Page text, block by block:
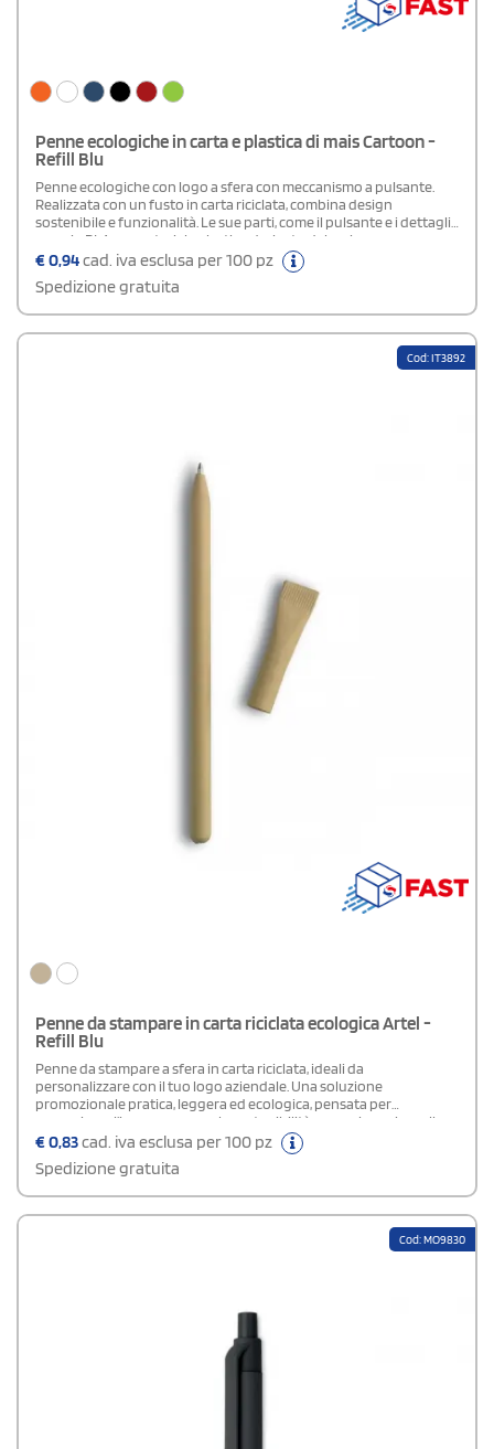
Penne ecologiche in carta e plastica di mais Cartoon -
Refill Blu
Penne ecologiche con logo a sfera con meccanismo a pulsante.
Realizzata con un fusto in carta riciclata, combina design
sostenibile e funzionalità. Le sue parti, come il pulsante e i dettagli,
sono in PLA, un materiale plastico derivato dal mais,
completamente biodegradabile al 100%. Questo prodotto rispetta
l'ambiente, riducendo l'impatto dei rifiuti
plastici.Composizione: Carta e PLA di MaisRefill: Blu
€0,94cad. iva esclusa per 100 pz
Spedizione gratuita
Cod: IT3892
Penne da stampare in carta riciclata ecologica Artel -
Refill Blu
Penne da stampare a sfera in carta riciclata, ideali da
personalizzare con il tuo logo aziendale. Una soluzione
promozionale pratica, leggera ed ecologica, pensata per
comunicare l’impegno verso la sostenibilità senza rinunciare alla
qualità. Dotate di refill con inchiostro blu, assicurano una scrittura
scorrevole e affidabile. Grazie al loro ottimo rapporto qualità-
prezzo, rappresentano un’idea promozionale sostenibile ed
economica.Refill: Blu
€0,83cad. iva esclusa per 100 pz
Spedizione gratuita
Cod: MO9830